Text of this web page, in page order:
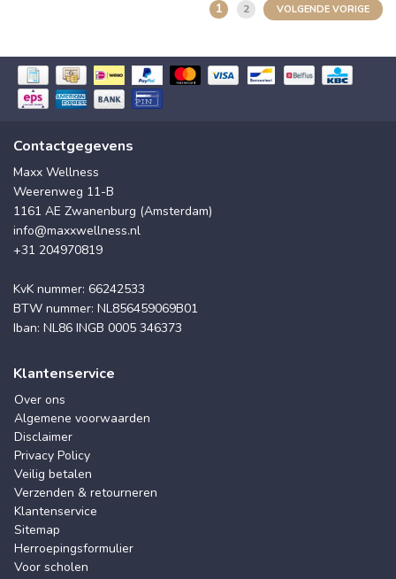
1 2 VOLGENDE VORIGE
Contactgegevens
Maxx Wellness
Weerenweg 11-B
1161 AE Zwanenburg (Amsterdam)
info@maxxwellness.nl
+31 204970819
KvK nummer: 66242533
BTW nummer: NL856459069B01
Iban: NL86 INGB 0005 346373
Klantenservice
Over ons
Algemene voorwaarden
Disclaimer
Privacy Policy
Veilig betalen
Verzenden & retourneren
Klantenservice
Sitemap
Herroepingsformulier
Voor scholen